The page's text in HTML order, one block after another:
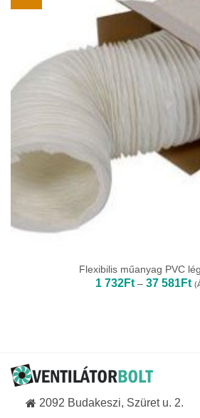
Flexibilis műanyag PVC
1 732Ft – 37 581Ft
1
2092 Budakeszi, Szüret u. 2.